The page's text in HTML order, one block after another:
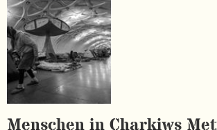
Menschen in Charkiws